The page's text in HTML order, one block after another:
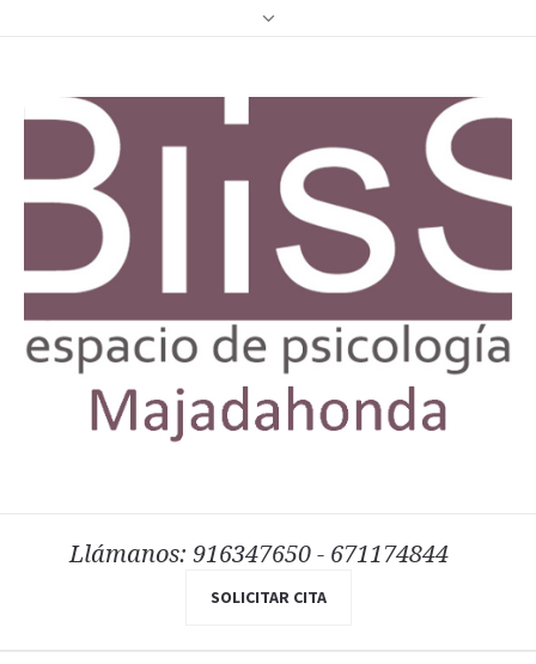
Llámanos: 916347650 - 671174844
SOLICITAR CITA